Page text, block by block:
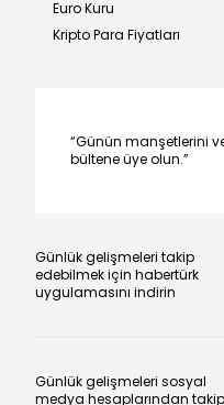
Euro Kuru
Kripto Para Fiyatları
“Günün manşetlerini
bültene üye olun.”
Günlük gelişmeleri takip
edebilmek için habertürk
uygulamasını indirin
Günlük gelişmeleri sosyal
medya hesaplarından takip